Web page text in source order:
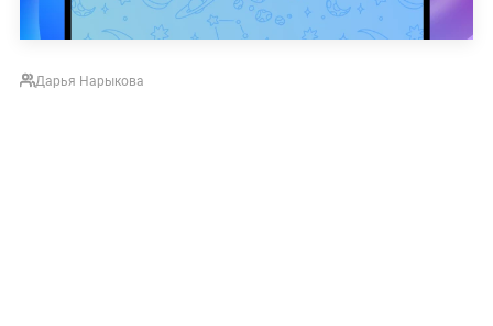
Дарья Нарыкова